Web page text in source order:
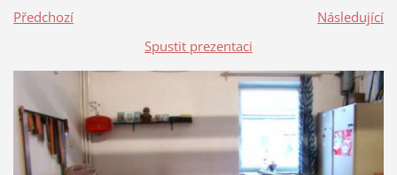
Předchozí
Následující
Spustit prezentaci